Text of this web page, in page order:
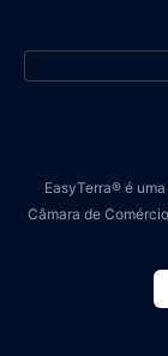
EasyTerra® é
Câmara de